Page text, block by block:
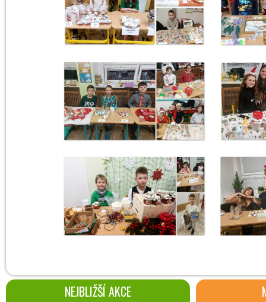
NEJBLIŽŠÍ AKCE